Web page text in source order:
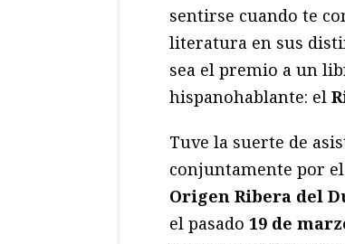
sentirse cuando te
literatura en sus
sea el premio a un
hispanohablante: el
Tuve la suerte de
conjuntamente por el
Origen Ribera del
el pasado 19 de